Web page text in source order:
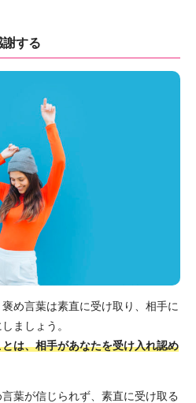
する
め言葉は素直に受け取り、相手に
ましょう。
は、相手があなたを受け入れ認め
葉が信じられず、素直に受け取る